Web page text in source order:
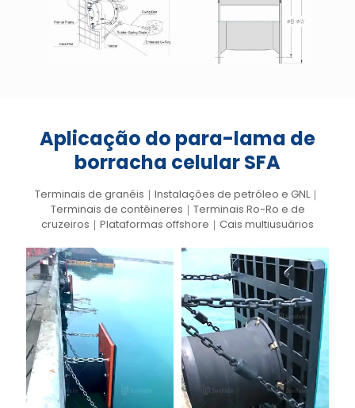
Aplicação do para-lama de
borracha celular SFA
Terminais de granéis｜Instalações de petróleo e GNL｜
Terminais de contêineres｜Terminais Ro-Ro e de
cruzeiros｜Plataformas offshore｜Cais multiusuários
Para-
choque de
borracha
da célula
SFA
Para-
choque de
borracha
da célula
SFA